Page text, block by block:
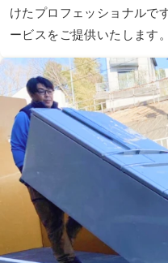
けたプロフェッショナルで
ービスをご提供いたします。